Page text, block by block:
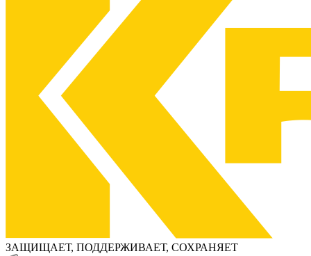
ЗАЩИЩАЕТ, ПОДДЕРЖИВАЕТ, СОХРАНЯЕТ